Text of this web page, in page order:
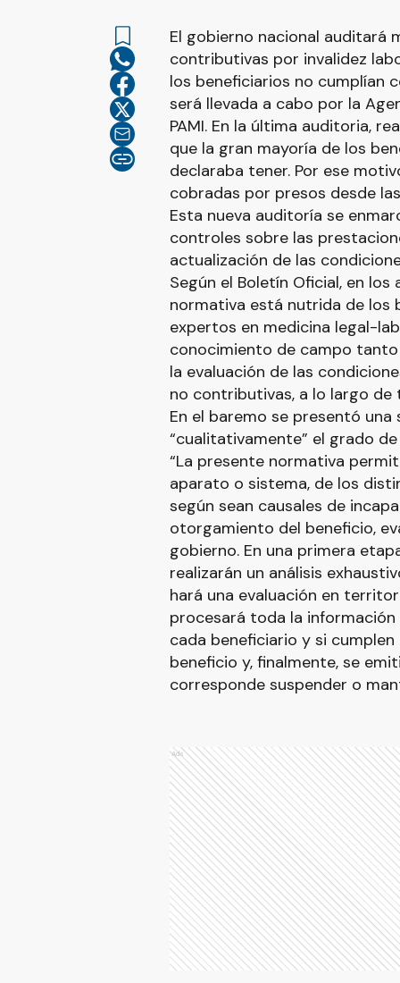
El gobierno nacional auditará
contributivas por invalidez
los beneficiarios no cumplían
será llevada a cabo por la
PAMI. En la última auditoria,
que la gran mayoría de los
declaraba tener. Por ese
cobradas por presos desde
Esta nueva auditoría se
controles sobre las
actualización de las
Según el Boletín Oficial, en
normativa está nutrida de los
expertos en medicina legal-
conocimiento de campo
la evaluación de las
no contributivas, a lo largo de
En el baremo se presentó
“cualitativamente” el grado
“La presente normativa
aparato o sistema, de los
según sean causales de
otorgamiento del beneficio,
gobierno. En una primera
realizarán un análisis
hará una evaluación en
procesará toda la
cada beneficiario y si
beneficio y, finalmente, se
corresponde suspender o
Ads